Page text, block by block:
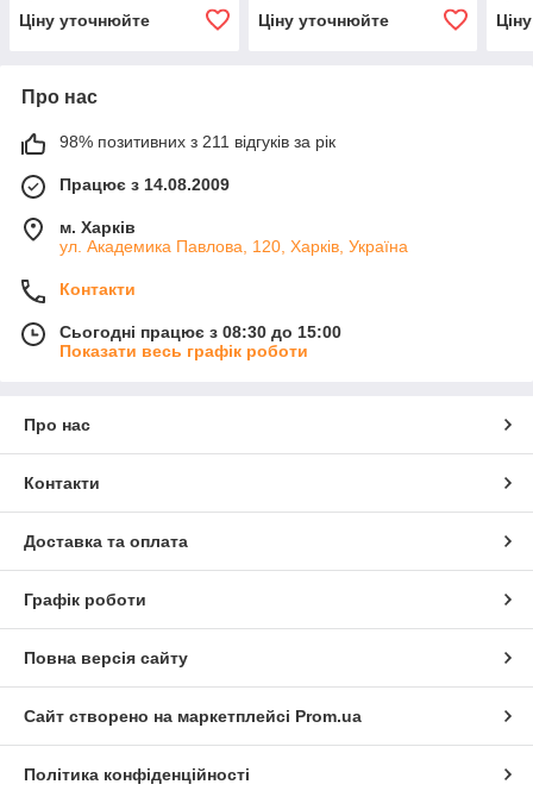
Ціну уточнюйте
Ціну уточнюйте
Про нас
98% позитивних з 211 відгуків за рік
Працює з 14.08.2009
м. Харків
ул. Академика Павлова, 120, Харків, Україна
Контакти
Сьогодні працює з 08:30 до 15:00
Показати весь графік роботи
Про нас
Контакти
Доставка та оплата
Графік роботи
Повна версія сайту
Сайт створено на маркетплейсі Prom.ua
Політика конфіденційності